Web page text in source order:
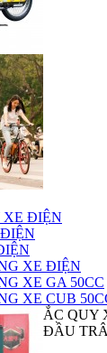
XE ĐIỆN
XE ĐIỆN
XE GA 50CC
XE CUB
ẮC QUY
ĐẦU